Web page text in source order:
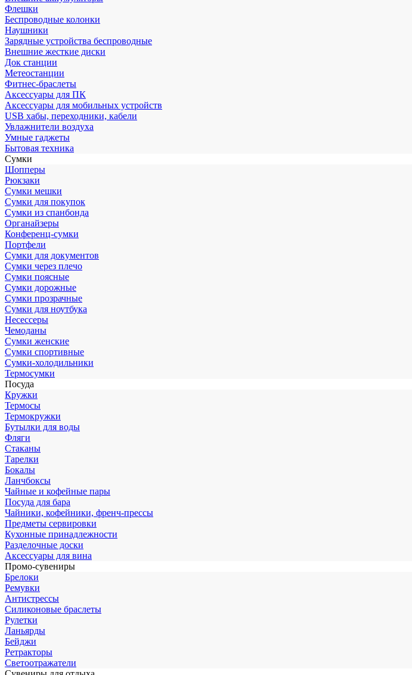
Флешки
Беспроводные колонки
Наушники
Зарядные устройства беспроводные
Внешние жесткие диски
Док станции
Метеостанции
Фитнес-браслеты
Аксессуары для ПК
Аксессуары для мобильных устройств
USB хабы, переходники, кабели
Увлажнители воздуха
Умные гаджеты
Бытовая техника
Сумки
Шопперы
Рюкзаки
Сумки мешки
Сумки для покупок
Сумки из спанбонда
Органайзеры
Конференц-сумки
Портфели
Сумки для документов
Сумки через плечо
Сумки поясные
Сумки дорожные
Сумки прозрачные
Сумки для ноутбука
Несессеры
Чемоданы
Сумки женские
Сумки спортивные
Сумки-холодильники
Термосумки
Посуда
Кружки
Термосы
Термокружки
Бутылки для воды
Фляги
Стаканы
Тарелки
Бокалы
Ланчбоксы
Чайные и кофейные пары
Посуда для бара
Чайники, кофейники, френч-прессы
Предметы сервировки
Кухонные принадлежности
Разделочные доски
Аксессуары для вина
Промо-сувениры
Брелоки
Ремувки
Антистрессы
Силиконовые браслеты
Рулетки
Ланьярды
Бейджи
Ретракторы
Светоотражатели